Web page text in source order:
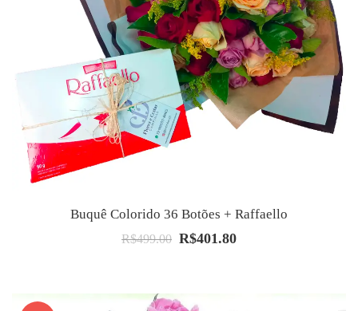
Buquê Colorido 36 Botões + Raffaello
R$499.00 O
era:
R$401.80O